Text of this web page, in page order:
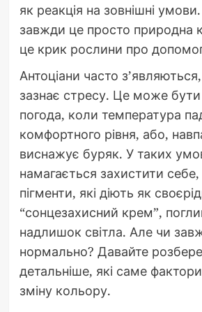
як реакція на зовнішні
завжди це просто природна
це крик рослини про
Антоціани часто
зазнає стресу. Це може
погода, коли температура
комфортного рівня, або,
виснажує буряк. У таких
намагається захистити
пігменти, які діють як
“сонцезахисний крем”,
надлишок світла. Але чи
нормально? Давайте
детальніше, які саме
зміну кольору.